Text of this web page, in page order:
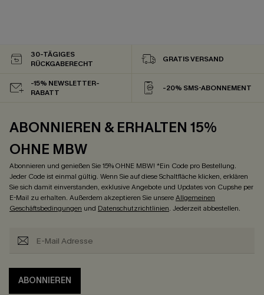
30-TÄGIGES
RÜCKGABERECHT
GRATIS VERSAND
-15% NEWSLETTER-
RABATT
-20% SMS-ABONNEMENT
ABONNIEREN & ERHALTEN 15%
OHNE MBW
Abonnieren und genießen Sie 15% OHNE MBW! *Ein Code pro Bestellung.
Jeder Code ist einmal gültig. Wenn Sie auf diese Schaltfläche klicken, erklären
Sie sich damit einverstanden, exklusive Angebote und Updates von Cupshe per
E-Mail zu erhalten. Außerdem akzeptieren Sie unsereAllgemeinen
Geschäftsbedingungen und Datenschutzrichtlinien. Jederzeit abbestellen.
ABONNIEREN